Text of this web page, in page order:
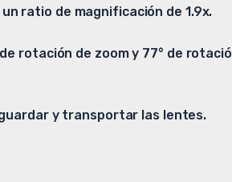
ratio de magnificación de 1.9x.
rotación de zoom y 77° de
y transportar las lentes.